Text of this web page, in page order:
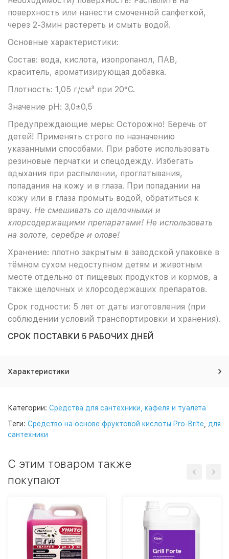
поверхность или нанести смоченной салфеткой,
через 2-3мин растереть и смыть водой.
Основные характеристики:
Состав: вода, кислота, изопропанол, ПАВ,
краситель, ароматизирующая добавка.
Плотность: 1,05 г/см³ при 20°С.
Значение pH: 3,0±0,5
Предупреждающие меры: Осторожно! Беречь от
детей! Применять строго по назначению
указанными способами. При работе использовать
резиновые перчатки и спецодежду. Избегать
вдыхания при распылении, проглатывания,
попадания на кожу и в глаза. При попадании на
кожу или в глаза промыть водой, обратиться к
врачу. Не смешивать со щелочными и
хлорсодержащими препаратами! Не использовать
на золоте, серебре и олове!
Хранение: плотно закрытым в заводской упаковке в
тёмном сухом недоступном детям и животным
месте отдельно от пищевых продуктов и кормов, а
также щелочных и хлорсодержащих препаратов.
Срок годности: 5 лет от даты изготовления (при
соблюдении условий транспортировки и хранения).
СРОК ПОСТАВКИ 5 РАБОЧИХ ДНЕЙ
Характеристики
Категории: Средства для сантехники, кафеля и туалета
Теги: Средство на основе фруктовой кислоты Pro-Brite
для
сантехники
C этим товаром также
покупают